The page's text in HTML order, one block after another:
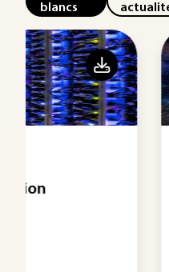
blancs
Livre blanc
Le jumeau
stratégique